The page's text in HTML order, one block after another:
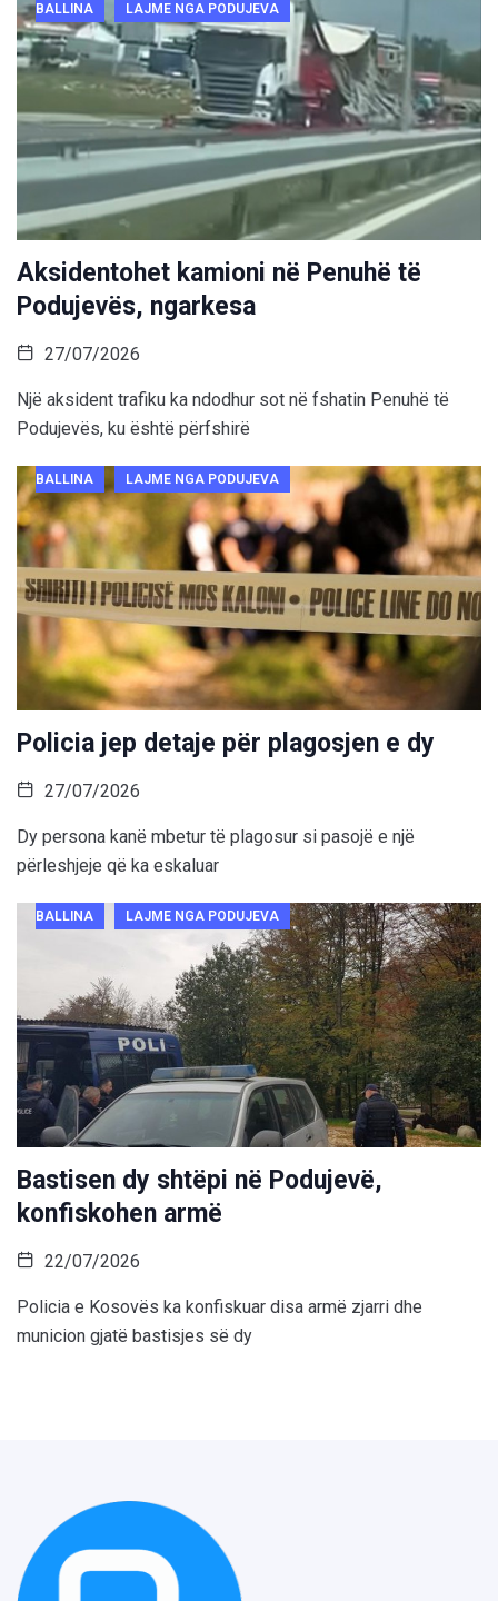
BALLINA LAJME NGA PODUJEVA
Aksidentohet kamioni në Penuhë të
Podujevës, ngarkesa
27/07/2026
Një aksident trafiku ka ndodhur sot në fshatin Penuhë të
Podujevës, ku është përfshirë
BALLINA LAJME NGA PODUJEVA
Policia jep detaje për plagosjen e dy
27/07/2026
Dy persona kanë mbetur të plagosur si pasojë e një
përleshjeje që ka eskaluar
BALLINA LAJME NGA PODUJEVA
Bastisen dy shtëpi në Podujevë,
konfiskohen armë
22/07/2026
Policia e Kosovës ka konfiskuar disa armë zjarri dhe
municion gjatë bastisjes së dy